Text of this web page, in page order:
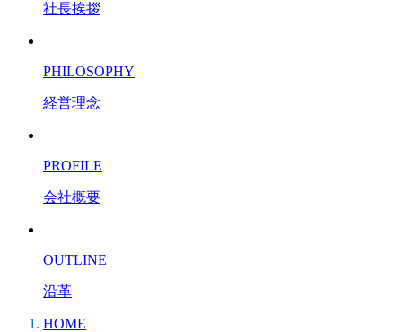
社長挨拶
PHILOSOPHY
経営理念
PROFILE
会社概要
OUTLINE
沿革
HOME